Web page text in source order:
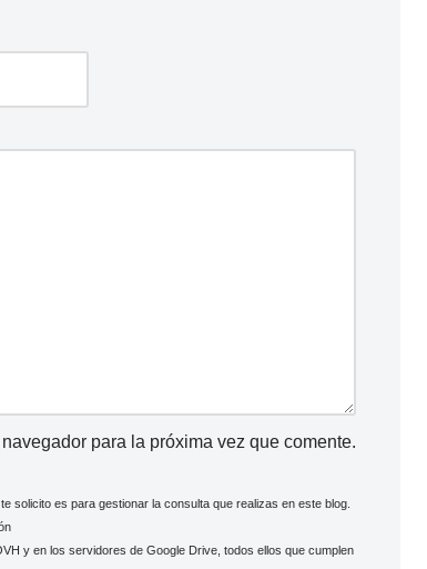
para la próxima vez que comente.
solicito es para gestionar la consulta que realizas en este blog.
y en los servidores de Google Drive, todos ellos que cumplen